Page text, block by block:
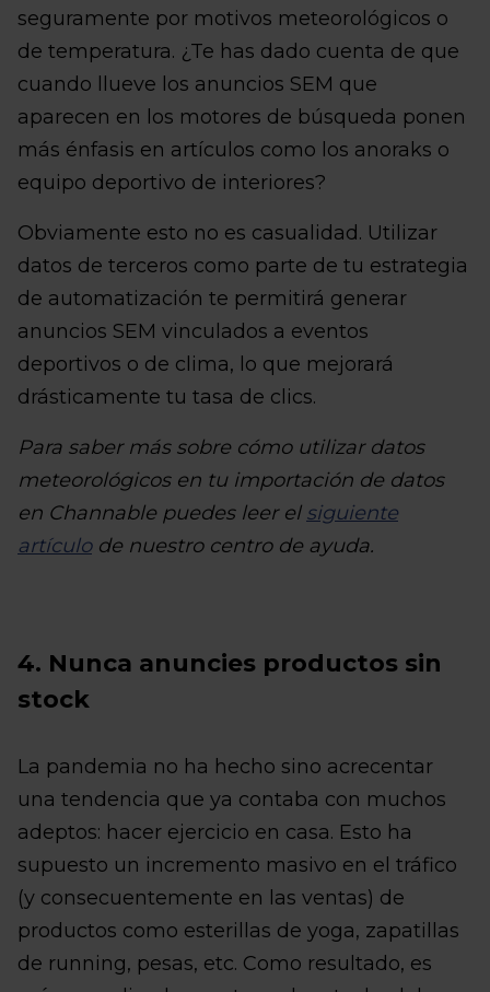
seguramente por motivos meteorológicos o
de temperatura. ¿Te has dado cuenta de que
cuando llueve los anuncios SEM que
aparecen en los motores de búsqueda ponen
más énfasis en artículos como los anoraks o
equipo deportivo de interiores?
Obviamente esto no es casualidad. Utilizar
datos de terceros como parte de tu estrategia
de automatización te permitirá generar
anuncios SEM vinculados a eventos
deportivos o de clima, lo que mejorará
drásticamente tu tasa de clics.
Para saber más sobre cómo utilizar datos
meteorológicos en tu importación de datos
en Channable puedes leer el siguiente
artículode nuestro centro de ayuda.
4. Nunca anuncies productos sin
stock
La pandemia no ha hecho sino acrecentar
una tendencia que ya contaba con muchos
adeptos: hacer ejercicio en casa. Esto ha
supuesto un incremento masivo en el tráfico
(y consecuentemente en las ventas) de
productos como esterillas de yoga, zapatillas
de running, pesas, etc. Como resultado, es